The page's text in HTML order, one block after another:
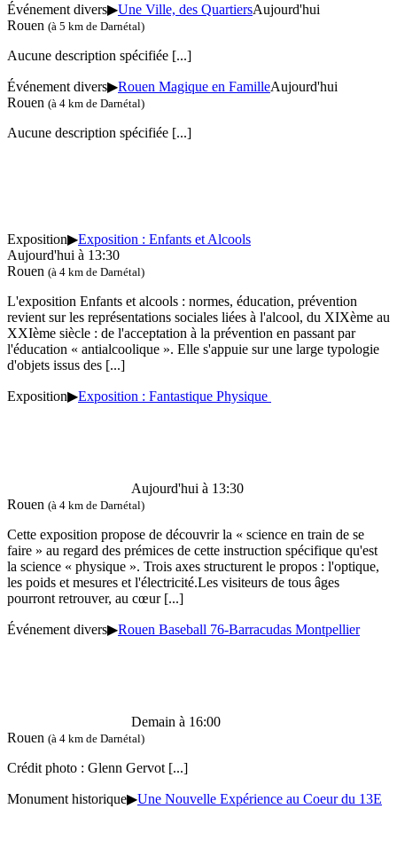
Événement divers▶Une Ville, des QuartiersAujourd'hui
Rouen (à 5 km de Darnétal)
Aucune description spécifiée [...]
Événement divers▶Rouen Magique en FamilleAujourd'hui
Rouen (à 4 km de Darnétal)
Aucune description spécifiée [...]
Exposition▶Exposition : Enfants et Alcools
Aujourd'hui à 13:30
Rouen (à 4 km de Darnétal)
L'exposition Enfants et alcools : normes, éducation, prévention
revient sur les représentations sociales liées à l'alcool, du XIXème au
XXIème siècle : de l'acceptation à la prévention en passant par
l'éducation « antialcoolique ». Elle s'appuie sur une large typologie
d'objets issus des [...]
Exposition▶Exposition : Fantastique Physique
Aujourd'hui à 13:30
Rouen (à 4 km de Darnétal)
Cette exposition propose de découvrir la « science en train de se
faire » au regard des prémices de cette instruction spécifique qu'est
la science « physique ». Trois axes structurent le propos : l'optique,
les poids et mesures et l'électricité.Les visiteurs de tous âges
pourront retrouver, au cœur [...]
Événement divers▶Rouen Baseball 76-Barracudas Montpellier
Demain à 16:00
Rouen (à 4 km de Darnétal)
Crédit photo : Glenn Gervot [...]
Monument historique▶Une Nouvelle Expérience au Coeur du 13E